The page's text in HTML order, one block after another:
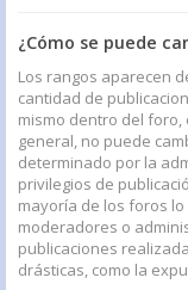
¿Cómo se puede
Los rangos aparecen
cantidad de
mismo dentro del foro,
general, no puede
determinado por la
privilegios de
mayoría de los foros
moderadores o
publicaciones
drásticas, como la